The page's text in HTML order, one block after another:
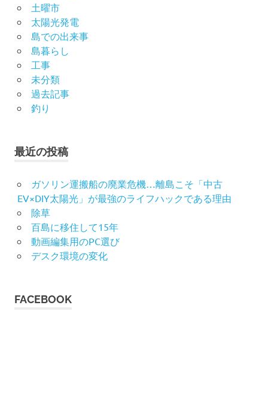
土曜市
太陽光発電
島での出来事
島暮らし
工事
未分類
過去記事
釣り
最近の投稿
ガソリン運搬船の廃業危機…離島こそ「中古
EV×DIY太陽光」が最強のライフハックである理由
除草
百島に移住して15年
動画編集用のPC選び
デスク環境の変化
FACEBOOK